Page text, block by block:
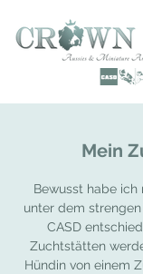
Mein
Bewusst habe
unter dem
CASD
Zuchtstätten
Hündin von einem